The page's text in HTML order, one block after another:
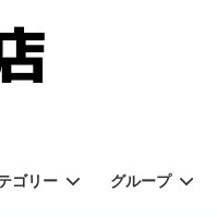
ゴリー グループ